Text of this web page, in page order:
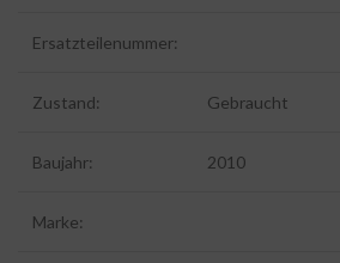
Ersatzteilenummer:
Zustand: Gebraucht
Baujahr: 2010
Marke: